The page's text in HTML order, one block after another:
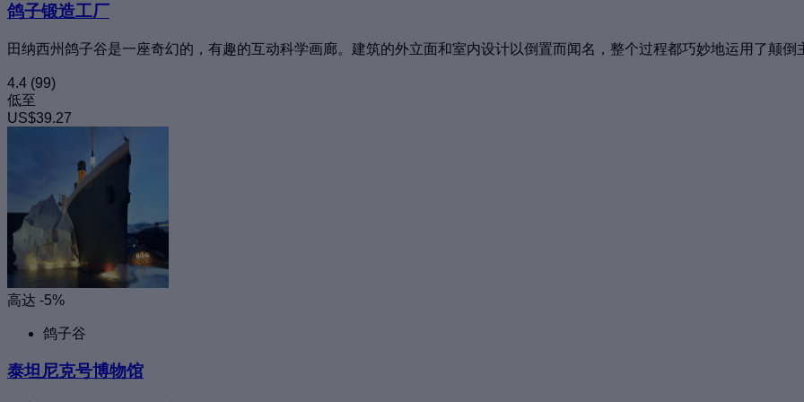
鸽子锻造工厂
田纳西州鸽子谷是一座奇幻的，有趣的互动科学画廊。建筑的外立面和室内设计以倒置而闻名，整个过程都巧妙地运用了颠倒
4.4 (99)
低至
US$39.27
高达 -5%
鸽子谷
泰坦尼克号博物馆